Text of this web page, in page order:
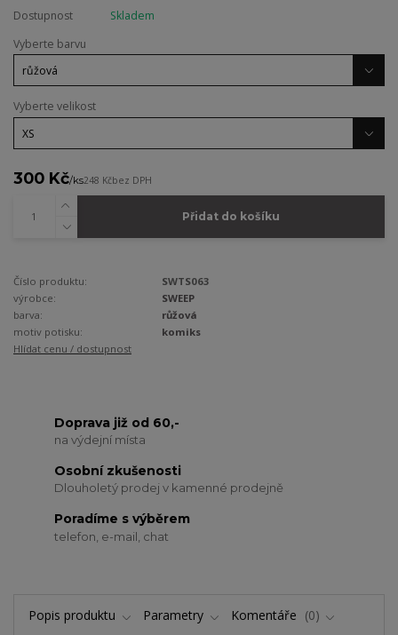
Dostupnost
Skladem
Vyberte barvu
Vyberte velikost
300 Kč/ks248 Kčbez DPH
Přidat do košíku
Číslo produktu:
SWTS063
výrobce:
SWEEP
barva:
růžová
motiv potisku:
komiks
Hlídat cenu / dostupnost
Doprava již od 60,-
na výdejní místa
Osobní zkušenosti
Dlouholetý prodej v kamenné prodejně
Poradíme s výběrem
telefon, e-mail, chat
Popis produktu Parametry Komentáře 0